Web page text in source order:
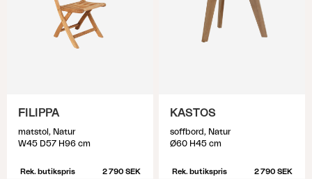
FILIPPA
matstol, Natur
W45 D57 H96 cm
Rek. butikspris 2 790 SEK
KASTOS
soffbord, Natur
Ø60 H45 cm
Rek. butikspris 2 790 SEK